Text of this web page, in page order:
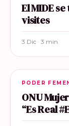
El MIDE
visites
3 Dic · 3 min
PODER
ONU
“Es Real